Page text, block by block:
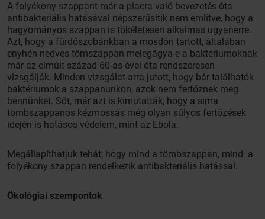
A folyékony szappant már a piacra való bevezetés óta
antibakteriális hatásával népszerűsítik nem említve, hogy a
hagyományos szappan is tökéletesen alkalmas ugyanerre.
Azt, hogy a fürdőszobánkban a mosdón tartott, általában
enyhén nedves tömszappan melegágya-e a baktériumoknak
már az elmúlt század 60-as évei óta rendszeresen
vizsgálják. Minden vizsgálat arra jutott, hogy bár találhatók
baktériumok a szappanunkon, azok nem fertőznek meg
bennünket. Sőt, már azt is kimutatták, hogy a sima
tömbszappanos kézmossás még olyan súlyos fertőzések
idején is hatásos védelem, mint az Ebola.
Megállapíthatjuk tehát, hogy mind a tömbszappan, mind a
folyékony szappan rendelkezik antibakteriális hatással.
Ökológiai szempontok